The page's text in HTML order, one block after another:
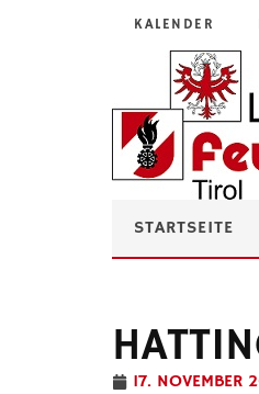
KALENDER
STARTSEITE
17. NOVEMBER